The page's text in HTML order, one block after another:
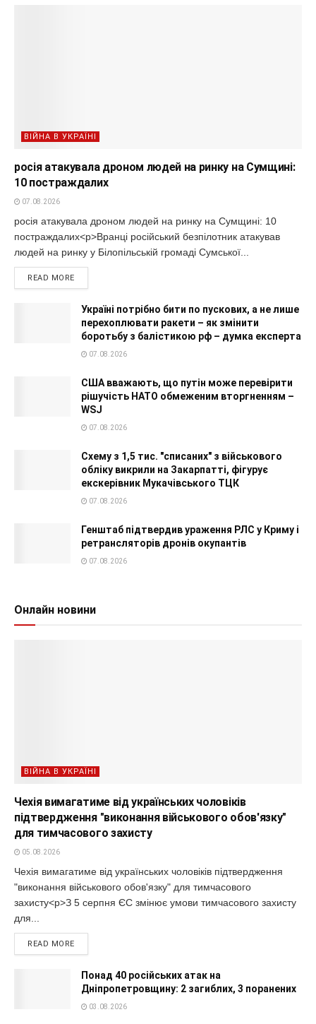
ВІЙНА В УКРАЇНІ
росія атакувала дроном людей на ринку на Сумщині:
10 постраждалих
07.08.2026
росія атакувала дроном людей на ринку на Сумщині: 10
постраждалих<p>Вранці російський безпілотник атакував
людей на ринку у Білопільській громаді Сумської...
READ MORE
Україні потрібно бити по пускових, а не лише
перехоплювати ракети – як змінити
боротьбу з балістикою рф – думка експерта
07.08.2026
США вважають, що путін може перевірити
рішучість НАТО обмеженим вторгненням –
WSJ
07.08.2026
Схему з 1,5 тис. "списаних" з військового
обліку викрили на Закарпатті, фігурує
екскерівник Мукачівського ТЦК
07.08.2026
Генштаб підтвердив ураження РЛС у Криму і
ретрансляторів дронів окупантів
07.08.2026
Онлайн новини
ВІЙНА В УКРАЇНІ
Чехія вимагатиме від українських чоловіків
підтвердження "виконання військового обов'язку"
для тимчасового захисту
05.08.2026
Чехія вимагатиме від українських чоловіків підтвердження
"виконання військового обов'язку" для тимчасового
захисту<p>З 5 серпня ЄС змінює умови тимчасового захисту
для...
READ MORE
Понад 40 російських атак на
Дніпропетровщину: 2 загиблих, 3 поранених
03.08.2026